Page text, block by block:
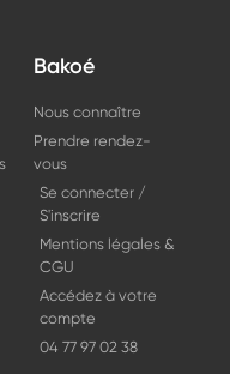
Bakoé
Nous connaître
Prendre rendez-
vous
Se connecter /
S'inscrire
Mentions légales &
CGU
Accédez à votre
compte
04 77 97 02 38